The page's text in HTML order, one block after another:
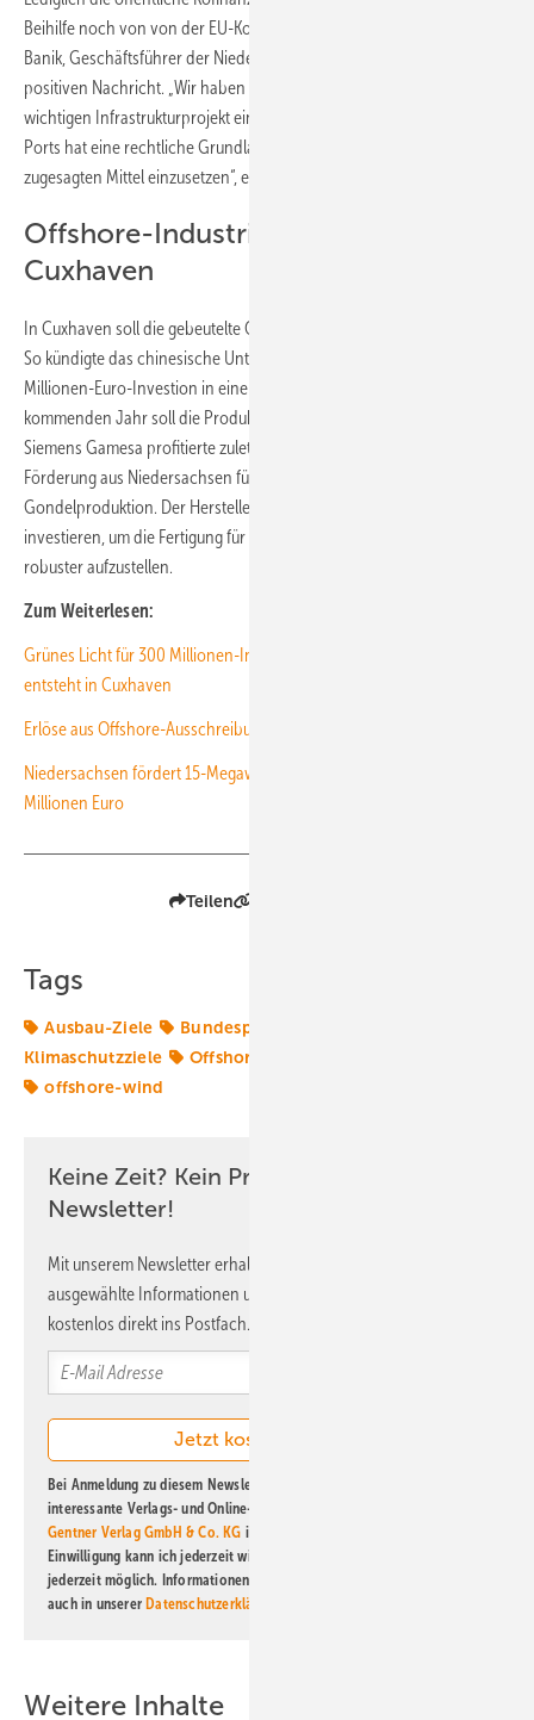
Beihilfe noch von von der EU-Kommission genehmigt werden. Holger
Banik, Geschäftsführer der Niedersachsen Ports, sprach von einer
positiven Nachricht. „Wir haben in diesem für die Energiewende
wichtigen Infrastrukturprojekt einen weiteren Meilenstein erreicht: N
Ports hat eine rechtliche Grundlage, um die vom Bund und dem Land
zugesagten Mittel einzusetzen“, erklärte er.
Offshore-Industrie wächst in
Cuxhaven
In Cuxhaven soll die gebeutelte Offshore-Industrie wieder wachsen.
So kündigte das chinesische Unternehmen Titan Wind eine 300-
Millionen-Euro-Investion in eine Monopile-Produktion an. Bereits im
kommenden Jahr soll die Produktion starten. Anlagenhersteller
Siemens Gamesa profitierte zuletzt von einer 27-Millionen-Euro-
Förderung aus Niedersachsen für die Erweiterung der dortigen
Gondelproduktion. Der Hersteller will insgesamt 135 Millionen Euro
investieren, um die Fertigung für die 14-MW-Gondeln auszurüsten und
robuster aufzustellen.
Zum Weiterlesen:
Grünes Licht für 300 Millionen-Investition: Neue Monopile-Produktion
entsteht in Cuxhaven
Erlöse aus Offshore-Ausschreibungen für Hafenausbau nutzen
Niedersachsen fördert 15-Megawatt-Turbinenfertigung mit 27
Millionen Euro
Teilen
Tags
Ausbau-Ziele Bundespolitik
Klimaschutzziele
Offshore-Markt
offshore-wind
Keine Zeit? Kein Problem mit dem ERE
Newsletter!
Mit unserem Newsletter erhalten Sie regelmäßig von uns
ausgewählte Informationen und Neuigkeiten, gebündelt und
kostenlos direkt ins Postfach.
Bei Anmeldung zu diesem Newsletter bin ich damit einverstanden, über
interessante Verlags- und Online-Angebote
Gentner Verlag GmbH & Co. KG informiert zu werden. Diese
Einwilligung kann ich jederzeit widerrufen und eine Abmeldung ist
jederzeit möglich. Informationen zum Umgang mit Daten finden Sie
auch in unsererDatenschutzerklärung
Weitere Inhalte